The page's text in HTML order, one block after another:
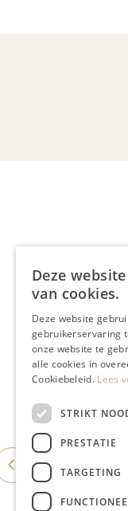
Deze
van cookies.
Deze website
gebruikerservaring
onze website te
alle cookies in
Cookiebeleid. Lees
STRIKT
PRESTATIE
TARGETING